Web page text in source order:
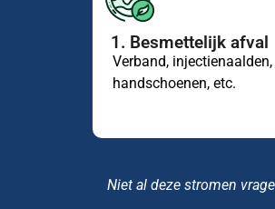
1. Besmettelijk afval
Verband, injectienaalden,
handschoenen, etc.
Niet al deze stromen